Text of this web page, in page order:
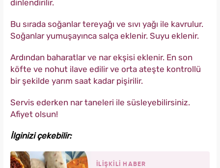
dinlendirilir.
Bu sırada soğanlar tereyağı ve sıvı yağı ile kavrulur.
Soğanlar yumuşayınca salça eklenir. Suyu eklenir.
Ardından baharatlar ve nar ekşisi eklenir. En son
köfte ve nohut ilave edilir ve orta ateşte kontrollü
bir şekilde yarım saat kadar pişirilir.
Servis ederken nar taneleri ile süsleyebilirsiniz.
Afiyet olsun!
İlginizi çekebilir:
İLİŞKİLİ HABER